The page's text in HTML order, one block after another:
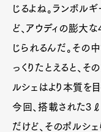
じるよね。ランボル
ど、アウディの膨大
じられるんだ。その
っくりたとえると、
ルシェはより本質を
今回、搭載された
だけど、そのポルシ